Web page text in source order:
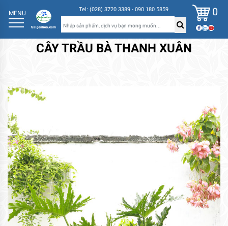
MENU Tel: (028) 3720 3389 - 090 180 5859 0
CÂY TRẦU BÀ THANH XUÂN